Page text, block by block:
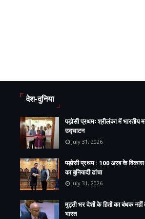
देश-दुनिया
पड़ोसी प्रथमः श्रीलंका में भारतीय
उद्घाटन
July 31, 2026
पड़ोसी प्रथम : 100 अरब के
का बुनियादी ढांचा
July 31, 2026
मुट्ठी भर देशों के हितों का बंधक
भारत